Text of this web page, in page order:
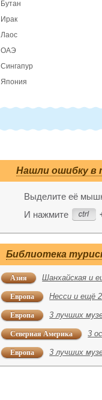
Бутан
Ирак
Лаос
ОАЭ
Сингапур
Япония
Нашли ошибку в
Выделите её
И нажмите
Библиотека
Азия
Европа
Европа 3 лучших
Северная Америка
Европа